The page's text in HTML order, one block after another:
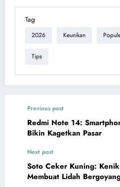
Tag
2026 Keunikan
Tips
Previous post
Redmi Note 14:
Bikin Kagetkan Pasar
Next post
Soto Ceker Kuning:
Membuat Lidah